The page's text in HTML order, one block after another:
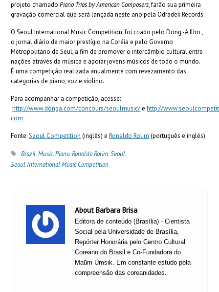
projeto chamadoPiano Trios by American Composers, farão sua primeira
gravação comercial que será lançada neste ano pela Odradek Records.
O Seoul International Music Competition, foi criado pelo Dong -A Ilbo ,
o jornal diário de maior prestígio na Coréia e pelo Governo
Metropolitano de Seul, a fim de promover o intercâmbio cultural entre
nações através da música e apoiar jovens músicos de todo o mundo.
É uma competição realizada anualmente com revezamento das
categorias de piano, voz e violino.
Para acompanhar a competição, acesse:
http://www.donga.com/concours/seoulmusic/ehttp://
com
Fonte:Seoul Competition (inglês) eRonaldo Rolim (português e inglês)
Brazil,Music,Piano,Ronaldo Rolim,Seoul,
Seoul International Music Competition
About Barbara Brisa
Editora de conteúdo (Brasília) - Cientista
Social pela Universidade de Brasília,
Repórter Honorária pelo Centro Cultural
Coreano do Brasil e Co-Fundadora do
Maūm Ūmsik. Em constante estudo pela
compreensão das coreanidades.